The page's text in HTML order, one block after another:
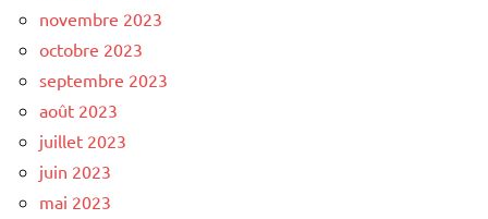
novembre 2023
octobre 2023
septembre 2023
août 2023
juillet 2023
juin 2023
mai 2023